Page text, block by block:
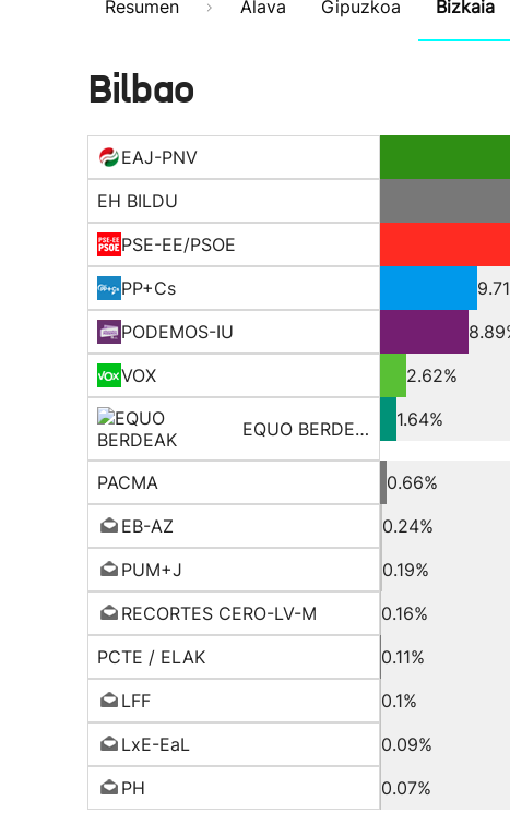
Resumen Álava Gipuzkoa Bizkaia
Bilbao
EAJ-PNV
EH BILDU
PSE-EE/PSOE
PP+Cs
PODEMOS-IU
VOX
2.62%
EQUO BERDEAK 1.64%
PACMA
0.66%
EB-AZ
0.24%
PUM+J
0.19%
RECORTES CERO-LV-M
0.16%
PCTE / ELAK
0.11%
LFF
0.1%
LxE-EaL
0.09%
PH
0.07%